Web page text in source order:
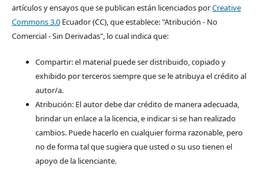
artículos y ensayos que se publican están licenciados porCreative
Commons 3.0Ecuador (CC), que establece: "Atribución - No
Comercial - Sin Derivadas", lo cual indica que:
Compartir: el material puede ser distribuido, copiado y
exhibido por terceros siempre que se le atribuya el crédito al
autor/a.
Atribución: El autor debe dar crédito de manera adecuada,
brindar un enlace a la licencia, e indicar si se han realizado
cambios. Puede hacerlo en cualquier forma razonable, pero
no de forma tal que sugiera que usted o su uso tienen el
apoyo de la licenciante.